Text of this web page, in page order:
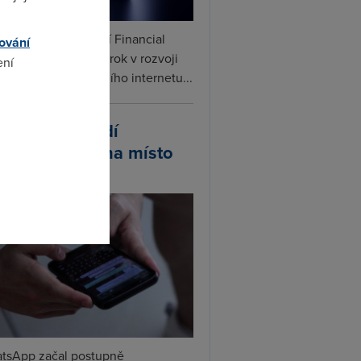
podle informací Financial
připravuje další krok v rozvoji
Vedle satelitního internetu...
zavádí
jména místo
začal postupně